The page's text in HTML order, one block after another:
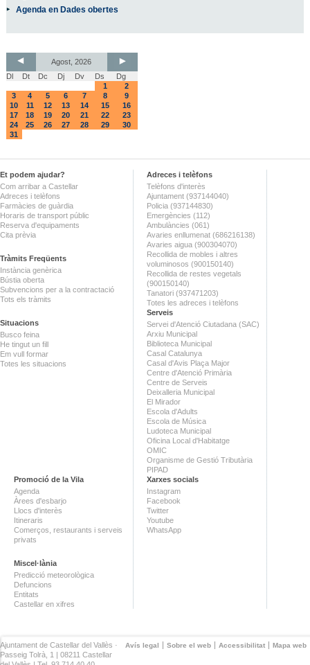
Agenda en Dades obertes
Agost, 2026
Dl
Dt Dc Dj Dv Ds
Dg
1
2
3
4 5 6 7 8
9
10
11 12 13 14 15
16
17
18 19 20 21 22
23
24
25 26 27 28 29
30
31
Et podem ajudar?
Com arribar a Castellar
Adreces i telèfons
Farmàcies de guàrdia
Horaris de transport públic
Reserva d'equipaments
Cita prèvia
Tràmits Freqüents
Instància genèrica
Bústia oberta
Subvencions per a la contractació
Tots els tràmits
Situacions
Busco feina
He tingut un fill
Em vull formar
Totes les situacions
Adreces i telèfons
Telèfons d'interès
Ajuntament (937144040)
Policia (937144830)
Emergències (112)
Ambulàncies (061)
Avaries enllumenat (686216138)
Avaries aigua (900304070)
Recollida de mobles i altres
voluminosos (900150140)
Recollida de restes vegetals
(900150140)
Tanatori (937471203)
Totes les adreces i telèfons
Serveis
Servei d'Atenció Ciutadana (SAC)
Arxiu Municipal
Biblioteca Municipal
Casal Catalunya
Casal d'Avis Plaça Major
Centre d'Atenció Primària
Centre de Serveis
Deixalleria Municipal
El Mirador
Escola d'Adults
Escola de Música
Ludoteca Municipal
Oficina Local d'Habitatge
OMIC
Organisme de Gestió Tributària
PIPAD
Promoció de la Vila
Agenda
Àrees d'esbarjo
Llocs d'interès
Itineraris
Comerços, restaurants i serveis
privats
Miscel·lània
Predicció meteorològica
Defuncions
Entitats
Castellar en xifres
Xarxes socials
Instagram
Facebook
Twitter
Youtube
WhatsApp
Avís legal Sobre el web Accessibilitat Mapa web
Ajuntament de Castellar del Vallès ·
Passeig Tolrà, 1 | 08211 Castellar